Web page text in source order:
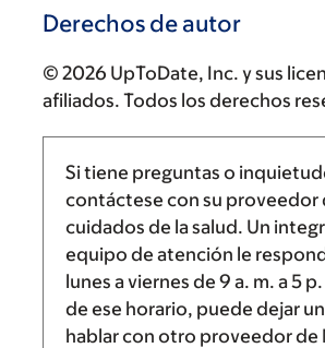
Derechos de autor
© 2026 UpToDate, Inc. y sus
afiliados. Todos los derechos
Si tiene preguntas o
contáctese con su proveedor
cuidados de la salud. Un
equipo de atención le
lunes a viernes de 9 a. m. a5
de ese horario, puede dejar
hablar con otro proveedor de